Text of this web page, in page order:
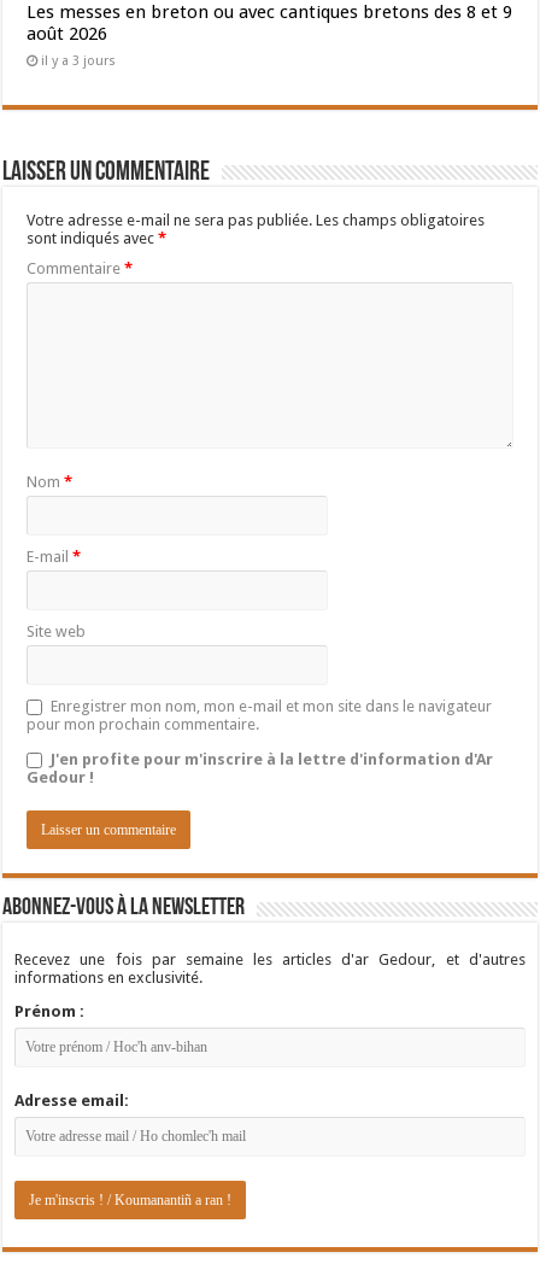
Les messes en breton ou avec cantiques bretons des 8 et 9
août 2026
il y a 3 jours
Laisser un commentaire
Votre adresse e-mail ne sera pas publiée. Les champs obligatoires
sont indiqués avec*
Commentaire*
Nom*
E-mail*
Site web
Enregistrer mon nom, mon e-mail et mon site dans le navigateur
pour mon prochain commentaire.
J'en profite pour m'inscrire à la lettre d'information d'Ar
Gedour !
Abonnez-vous à la newsletter
Recevez une fois par semaine les articles d'ar Gedour, et d'autres
informations en exclusivité.
Prénom :
Adresse email: